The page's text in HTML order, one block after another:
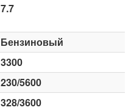
7.7
Бензиновый
3300
230/5600
328/3600